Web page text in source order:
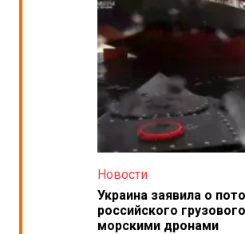
Новости
Украина заявила о
российского
морскими дронами